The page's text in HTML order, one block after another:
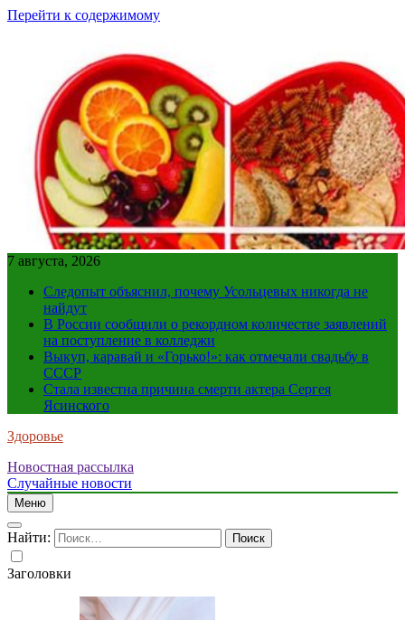
Перейти к содержимому
7 августа, 2026
Следопыт объяснил, почему Усольцевых никогда не
найдут
В России сообщили о рекордном количестве заявлений
на поступление в колледжи
Выкуп, каравай и «Горько!»: как отмечали свадьбу в
СССР
Стала известна причина смерти актера Сергея
Ясинского
Здоровье
Новостная рассылка
Случайные новости
Меню
Найти:
Заголовки